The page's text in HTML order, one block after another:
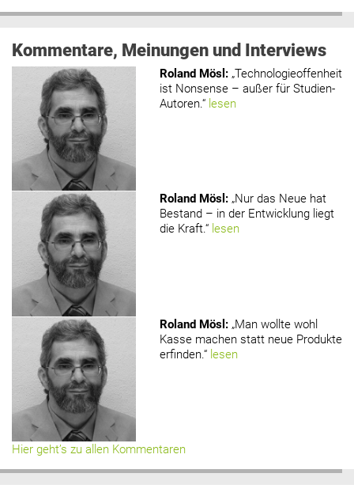
Kommentare, Meinungen und Interviews
Roland Mösl : „Technologieoffenheit
ist Nonsense – außer für Studien-
Autoren.“ lesen
Roland Mösl : „Nur das Neue hat
Bestand – in der Entwicklung liegt
die Kraft.“ lesen
Roland Mösl : „Man wollte wohl
Kasse machen statt neue Produkte
erfinden.“ lesen
Hier geht’s zu allen Kommentaren